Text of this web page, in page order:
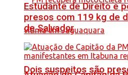
Dois suspeitos são
Estudante de Direito e
presos com 119 kg de
de Salvador